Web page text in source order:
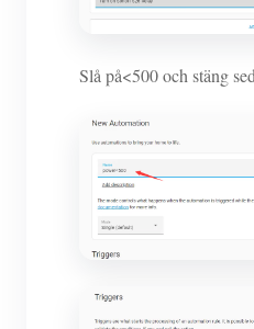
Slå på<500 och stäng